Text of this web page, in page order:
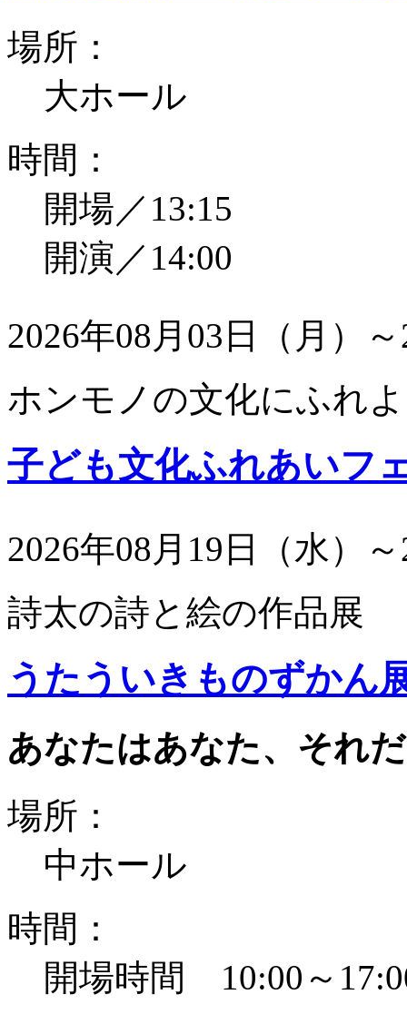
場所：
大ホール
時間：
開場／13:15
開演／14:00
2026年08月03日（月）
ホンモノの文化にふれ
子ども文化ふれあいフ
2026年08月19日（水）
詩太の詩と絵の作品展
うたういきものずかん
あなたはあなた、それ
場所：
中ホール
時間：
開場時間 10:00～